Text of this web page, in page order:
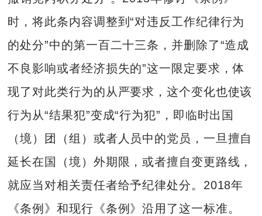
时，将此条内容调整到“对违反工作纪律行为
的处分”中的第一百二十三条，并删除了“造成
不良影响或者经济损失的”这一限定要求，体
现了对此类行为的从严要求，这个变化也使该
行为从“结果犯”变成“行为犯”，即临时出国
（境）团（组）或者人员中的党员，一旦擅自
延长在国（境）外期限，或者擅自变更路线，
就应当对相关责任者给予纪律处分。2018年
《条例》和现行《条例》沿用了这一标准。